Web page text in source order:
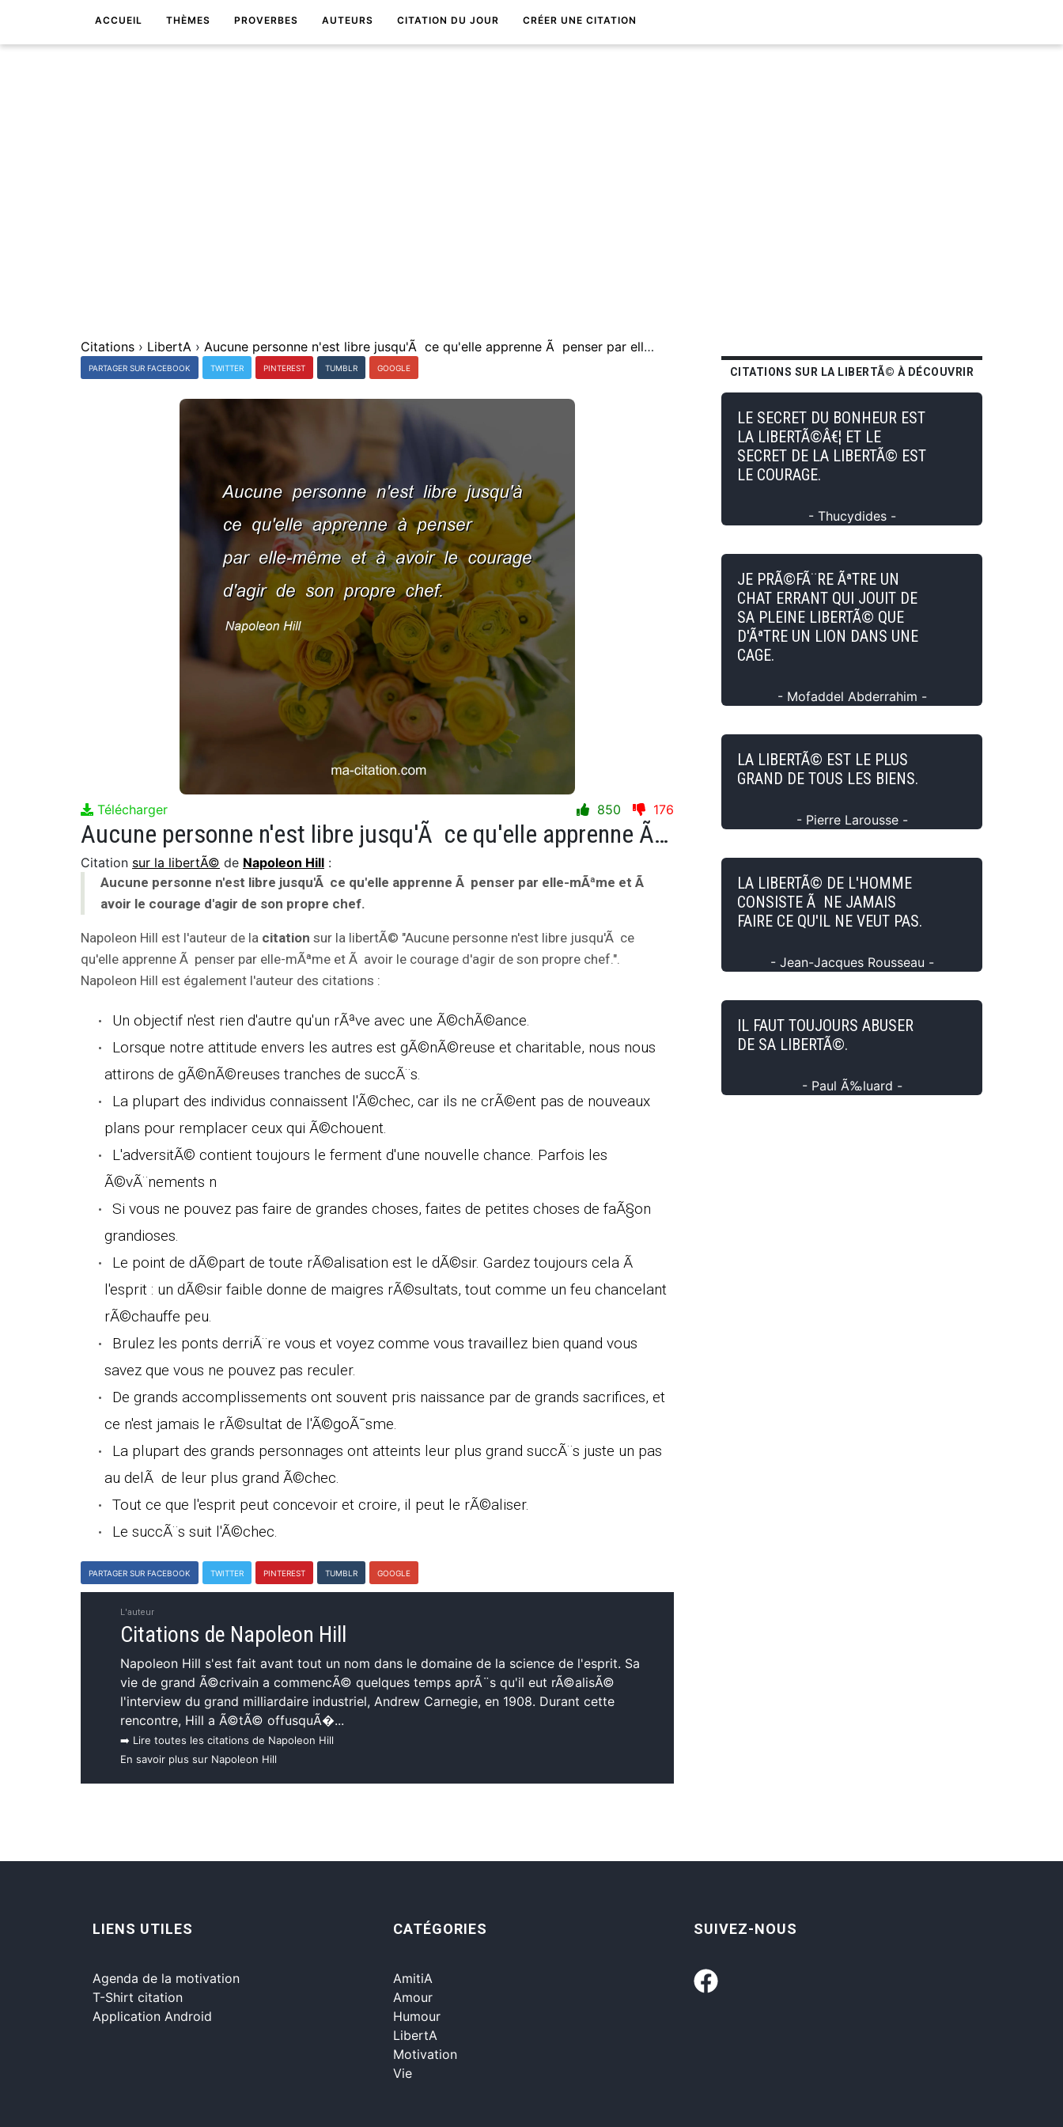
ACCUEIL THÈMES PROVERBES AUTEURS CITATION DU JOUR CRÉER UNE CITATION
Citations › LibertA › Aucune personne n'est libre jusqu'Ã ce qu'elle apprenne Ã penser par elle-mÃªme et Ã avoir le courage d'agir de son propre chef.
PARTAGER SUR FACEBOOK TWITTER PINTEREST TUMBLR GOOGLE
Télécharger 850 176
Aucune personne n'est libre jusqu'Ã ce qu'elle apprenne Ã penser par elle-mÃªme et Ã avoir le courage d'agir de son propre chef.
Citation sur la libertÃ© de Napoleon Hill :
Aucune personne n'est libre jusqu'Ã ce qu'elle apprenne Ã penser par elle-mÃªme et Ã
avoir le courage d'agir de son propre chef.
Napoleon Hill est l'auteur de la citation sur la libertÃ© "Aucune personne n'est libre jusqu'Ã ce
qu'elle apprenne Ã penser par elle-mÃªme et Ã avoir le courage d'agir de son propre chef.".
Napoleon Hill est également l'auteur des citations :
Un objectif n'est rien d'autre qu'un rÃªve avec une Ã©chÃ©ance.
Lorsque notre attitude envers les autres est gÃ©nÃ©reuse et charitable, nous nous
attirons de gÃ©nÃ©reuses tranches de succÃ¨s.
La plupart des individus connaissent l'Ã©chec, car ils ne crÃ©ent pas de nouveaux
plans pour remplacer ceux qui Ã©chouent.
L'adversitÃ© contient toujours le ferment d'une nouvelle chance. Parfois les
Ã©vÃ¨nements n
Si vous ne pouvez pas faire de grandes choses, faites de petites choses de faÃ§on
grandioses.
Le point de dÃ©part de toute rÃ©alisation est le dÃ©sir. Gardez toujours cela Ã
l'esprit : un dÃ©sir faible donne de maigres rÃ©sultats, tout comme un feu chancelant
rÃ©chauffe peu.
Brulez les ponts derriÃ¨re vous et voyez comme vous travaillez bien quand vous
savez que vous ne pouvez pas reculer.
De grands accomplissements ont souvent pris naissance par de grands sacrifices, et
ce n'est jamais le rÃ©sultat de l'Ã©goÃ¯sme.
La plupart des grands personnages ont atteints leur plus grand succÃ¨s juste un pas
au delÃ de leur plus grand Ã©chec.
Tout ce que l'esprit peut concevoir et croire, il peut le rÃ©aliser.
Le succÃ¨s suit l'Ã©chec.
PARTAGER SUR FACEBOOK TWITTER PINTEREST TUMBLR GOOGLE
L'auteur
Citations de Napoleon Hill
Napoleon Hill s'est fait avant tout un nom dans le domaine de la science de l'esprit. Sa
vie de grand Ã©crivain a commencÃ© quelques temps aprÃ¨s qu'il eut rÃ©alisÃ©
l'interview du grand milliardaire industriel, Andrew Carnegie, en 1908. Durant cette
rencontre, Hill a Ã©tÃ© offusquÃ�...
➡️ Lire toutes les citations de Napoleon Hill
En savoir plus sur Napoleon Hill
CITATIONS SUR LA LIBERTÃ© À DÉCOUVRIR
LE SECRET DU BONHEUR EST
LA LIBERTÃ©Â€¦ ET LE
SECRET DE LA LIBERTÃ© EST
LE COURAGE.
- Thucydides -
JE PRÃ©FÃ¨RE ÃªTRE UN
CHAT ERRANT QUI JOUIT DE
SA PLEINE LIBERTÃ© QUE
D'ÃªTRE UN LION DANS UNE
CAGE.
- Mofaddel Abderrahim -
LA LIBERTÃ© EST LE PLUS
GRAND DE TOUS LES BIENS.
- Pierre Larousse -
LA LIBERTÃ© DE L'HOMME
CONSISTE Ã NE JAMAIS
FAIRE CE QU'IL NE VEUT PAS.
- Jean-Jacques Rousseau -
IL FAUT TOUJOURS ABUSER
DE SA LIBERTÃ©.
- Paul Ã‰luard -
LIENS UTILES
Agenda de la motivation
T-Shirt citation
Application Android
CATÉGORIES
AmitiA
Amour
Humour
LibertA
Motivation
Vie
SUIVEZ-NOUS